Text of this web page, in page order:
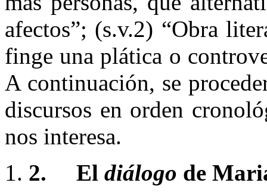
afectos”; (s.v.2) “Obra
finge una plática o
A continuación, se
discursos en orden
nos interesa.
2. El diálogo de